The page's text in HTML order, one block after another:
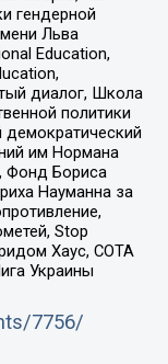
гендерной
Льва
Education,
диалог, Школа
политики
им Нормана
Фонд Бориса
Науманна за
Stop
Хаус, СОТА
Украины
7756/